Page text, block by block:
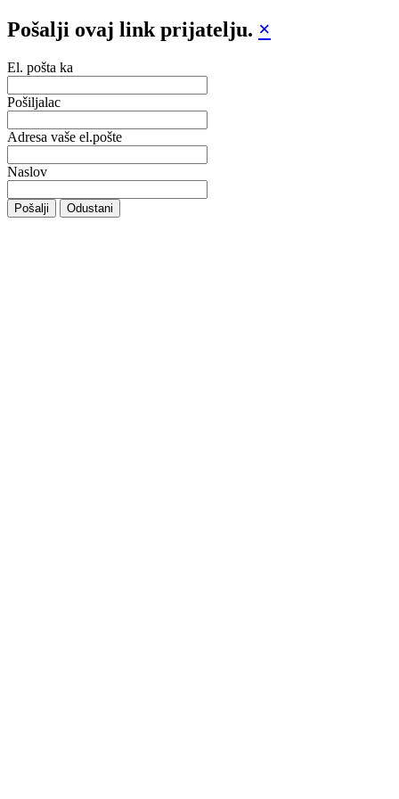
Pošalji ovaj link prijatelju. ×
El. pošta ka
Pošiljalac
Adresa vaše el.pošte
Naslov
Pošalji Odustani